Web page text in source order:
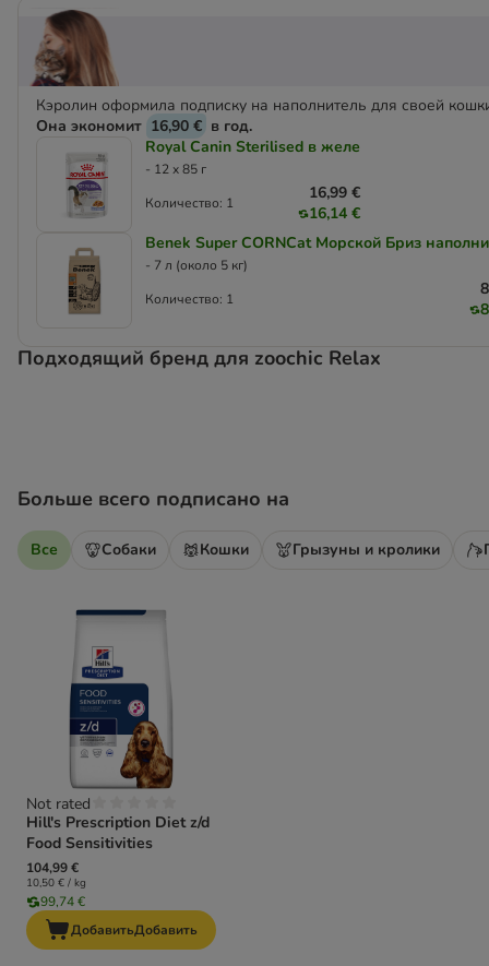
Кэролин оформила подписку на наполнитель для своей
Она экономит 16,90 € в год.
Royal Canin Sterilised в желе
- 12 x 85 г
Количество: 1
16,99 €
16,14 €
Benek Super CORNCat Морской Бриз
- 7 л (около 5 кг)
Количество: 1
Подходящий бренд для zoochic Relax
Больше всего подписано на
Все Собаки Кошки Грызуны и кролики
Not rated
Hill's Prescription Diet z/d
Food Sensitivities
104,99 €
10,50 € / kg
99,74 €
ДобавитьДобавить